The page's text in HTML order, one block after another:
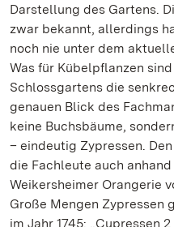
Darstellung des Gartens.
zwar bekannt, allerdings
noch nie unter dem
Was für Kübelpflanzen
Schlossgartens die
genauen Blick des
keine Buchsbäume,
– eindeutig Zypressen.
die Fachleute auch
Weikersheimer Orangerie
Große Mengen Zypressen
im Jahr 1745: „Cupressen